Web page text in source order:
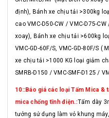
định), Bánh xe chịu tải >300kg
cao VMC-D50-CW / VMC-D75-
xoay), Bánh xe chịu tải >600kg
VMC-GD-60F/S, VMC-GD-80F/S
xe chịu tải >1000 KG loại giảm
SMRB-D150 / VMC-SMF-D125 /
10::Báo giá các loại Tấm Mica &
mica chống tĩnh điện.:Tấm dày
tưởng sử dụng làm vỏ khung